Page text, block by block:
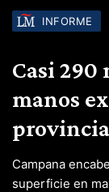
INFORME
Casi 290
manos
Campana
superficie en